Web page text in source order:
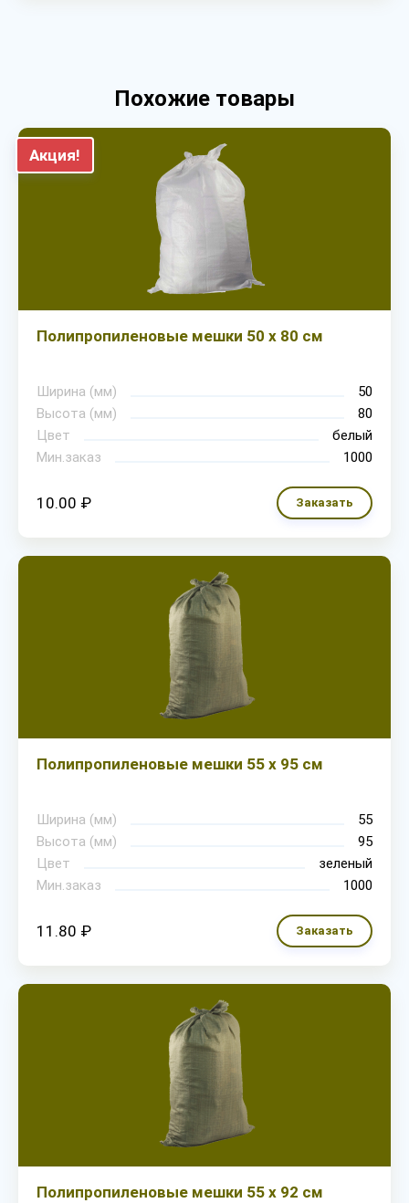
Похожие товары
Акция!
Полипропиленовые мешки 50 х 80 см
Ширина (мм)
50
Высота (мм)
80
Цвет
белый
Мин.заказ
1000
10.00 ₽ Заказать
Полипропиленовые мешки 55 х 95 см
Ширина (мм)
55
Высота (мм)
95
Цвет
зеленый
Мин.заказ
1000
11.80 ₽ Заказать
Полипропиленовые мешки 55 х 92 см